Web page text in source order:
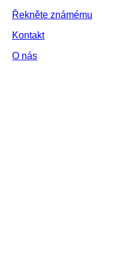
Řekněte známému
Kontakt
O nás